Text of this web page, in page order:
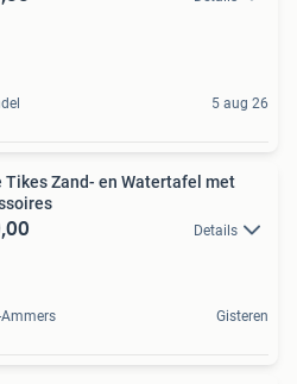
5 aug 26
Tikes Zand- en Watertafel met
Details
Gisteren